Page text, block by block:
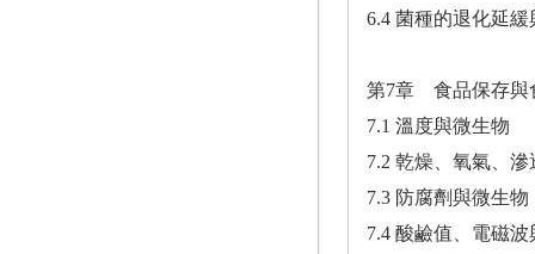
6.4 菌種的退化延緩
第7章 食品保存與
7.1 溫度與微生物
7.2 乾燥、氧氣、
7.3 防腐劑與微生物
7.4 酸鹼值、電磁